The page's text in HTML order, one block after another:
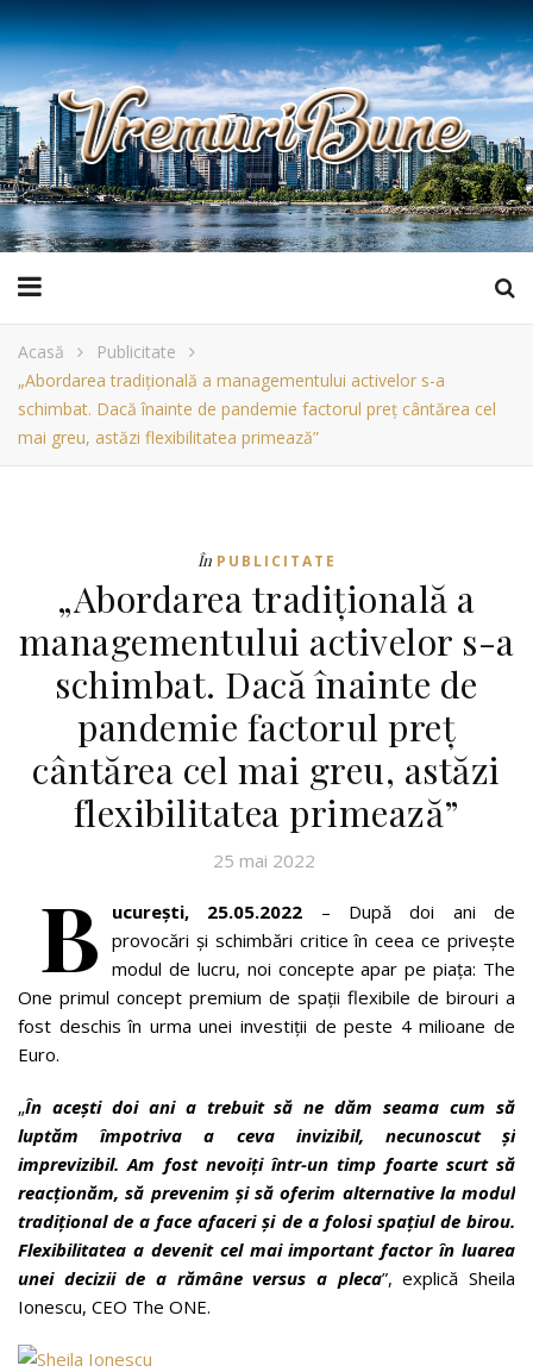
Acasă
Publicitate
„Abordarea tradițională a managementului activelor s-a
schimbat. Dacă înainte de pandemie factorul preț cântărea cel
mai greu, astăzi flexibilitatea primează”
În PUBLICITATE
„Abordarea tradițională a
managementului activelor s-a
schimbat. Dacă înainte de
pandemie factorul preț
cântărea cel mai greu, astăzi
flexibilitatea primează”
25 mai 2022
B ucurești, 25.05.2022 – După doi ani de
provocări și schimbări critice în ceea ce privește
modul de lucru, noi concepte apar pe piața: The
One primul concept premium de spații flexibile de birouri a
fost deschis în urma unei investiții de peste 4 milioane de
Euro.
„În acești doi ani a trebuit să ne dăm seama cum să
luptăm împotriva a ceva invizibil, necunoscut și
imprevizibil. Am fost nevoiți într-un timp foarte scurt să
reacționăm, să prevenim și să oferim alternative la modul
tradițional de a face afaceri și de a folosi spațiul de birou.
Flexibilitatea a devenit cel mai important factor în luarea
unei decizii de a rămâne versus a pleca”, explică Sheila
Ionescu, CEO The ONE.